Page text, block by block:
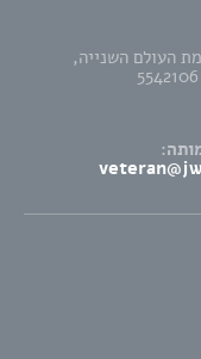
העולם השנייה,